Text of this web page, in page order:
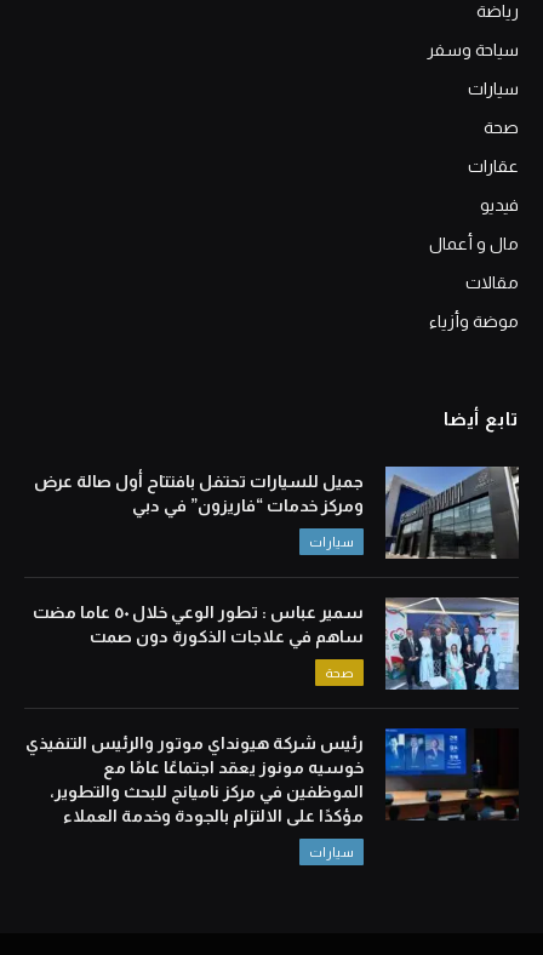
رياضة
سياحة وسفر
سيارات
صحة
عقارات
فيديو
مال و أعمال
مقالات
موضة وأزياء
تابع أيضا
جميل للسيارات تحتفل بافتتاح أول صالة عرض
ومركز خدمات “فاريزون” في دبي
سيارات
سمير عباس : تطور الوعي خلال ٥٠ عاما مضت
ساهم في علاجات الذكورة دون صمت
صحة
رئيس شركة هيونداي موتور والرئيس التنفيذي
خوسيه مونوز يعقد اجتماعًا عامًا مع
الموظفين في مركز ناميانج للبحث والتطوير،
مؤكدًا على الالتزام بالجودة وخدمة العملاء
سيارات